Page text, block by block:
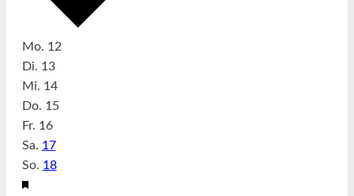
WOCHE
VON
VERANSTALTUNGEN
Mo. 12
Di. 13
Mi. 14
Do. 15
Fr. 16
Sa. 17
So. 18
17Empfohlen